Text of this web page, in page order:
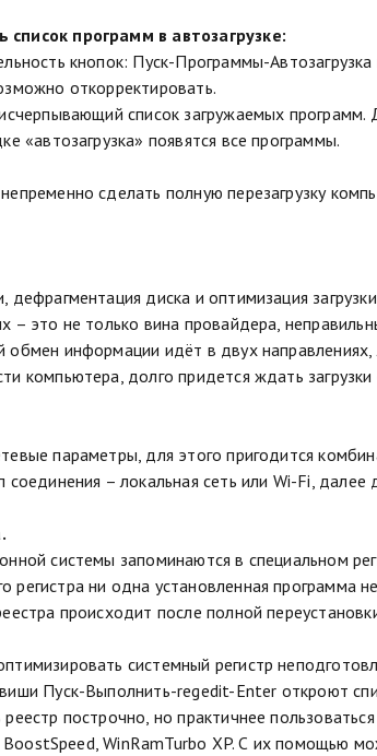
программ в автозагрузке:
кнопок: Пуск-Программы-
откорректировать.
список загружаемых программ.
«автозагрузка» появятся все программы.
сделать полную перезагрузку
диска и оптимизация
– это не только вина провайдера,
информации идёт в двух
компьютера, долго придется ждать
параметры, для этого пригодится
– локальная сеть или Wi-Fi, далее
системы запоминаются в специальном
ни одна установленная программа
происходит после полной
системный регистр
Пуск-Выполнить-regedit-Enter откроют
построчно, но практичнее
WinRamTurbo XP. С их помощью